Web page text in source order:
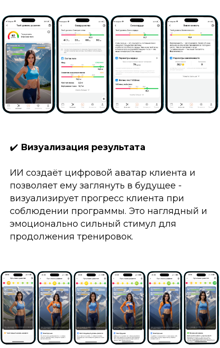
✔️ Визуализация результата
ИИ создаёт цифровой аватар клиента и
позволяет ему заглянуть в будущее -
визуализирует прогресс клиента при
соблюдении программы. Это наглядный и
эмоционально сильный стимул для
продолжения тренировок.